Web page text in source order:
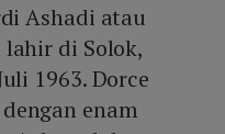
Ashadi atau
di Solok,
1963. Dorce
enam